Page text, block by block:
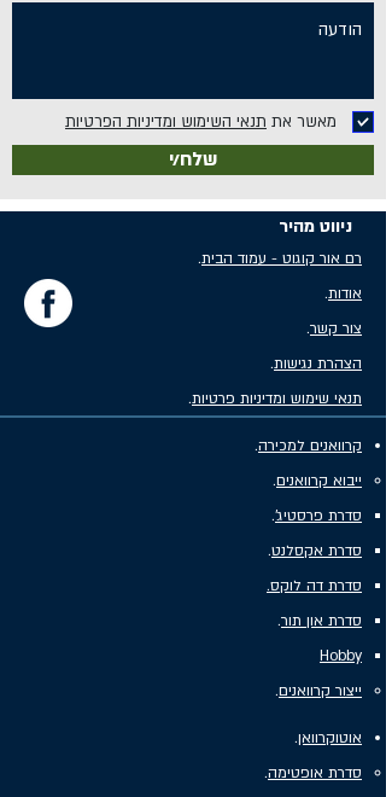
מאשר את תנאי השימוש ומדיניות הפרטיות
שלח/י
ניווט מהיר
רם אור קוגוט - עמוד הבית.
אודות.
צור קשר.
הצהרת נגישות.
תנאי שימוש ומדיניות פרטיות.
קרוואנים למכירה.
ייבוא קרוואנים.
סדרת פרסטיג'.
סדרת אקסלנט.
סדרת דה לוקס.
סדרת און תור.
Hobby
ייצור קרוואנים.
אוטוקרוואן.
סדרת אופטימה.